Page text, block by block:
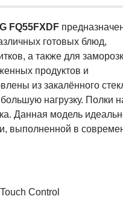
FQ55FXDF
готовых блюд,
а также для
продуктов и
из закалённого
нагрузку. Полки
Данная модель
выполненной в
Control